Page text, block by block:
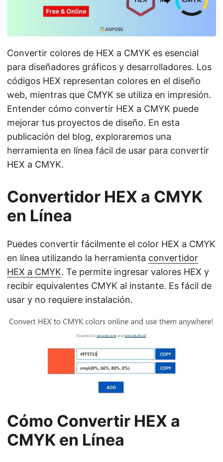
Convertir colores de HEX a CMYK es esencial
para diseñadores gráficos y desarrolladores. Los
códigos HEX representan colores en el diseño
web, mientras que CMYK se utiliza en impresión.
Entender cómo convertir HEX a CMYK puede
mejorar tus proyectos de diseño. En esta
publicación del blog, exploraremos una
herramienta en línea fácil de usar para convertir
HEX a CMYK.
Convertidor HEX a CMYK
en Línea
Puedes convertir fácilmente el color HEX a CMYK
en línea utilizando la herramienta convertidor
HEX a CMYK. Te permite ingresar valores HEX y
recibir equivalentes CMYK al instante. Es fácil de
usar y no requiere instalación.
Cómo Convertir HEX a
CMYK en Línea